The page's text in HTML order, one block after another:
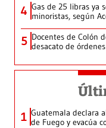
4 Gas de 25 libras ya
minoristas, según
5 Docentes de Colón
desacato de
1 Guatemala declara
de Fuego y evacúa